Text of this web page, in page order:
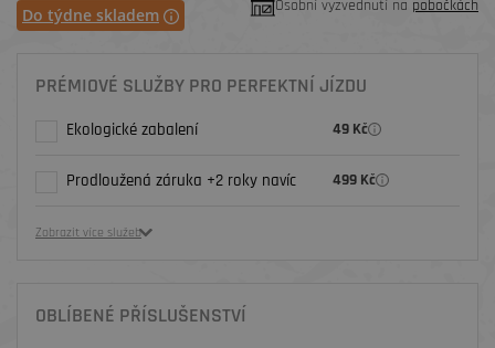
Do týdne skladem Osobní vyzvednutí na pobočkách
PRÉMIOVÉ SLUŽBY PRO PERFEKTNÍ JÍZDU
Ekologické zabalení 49 Kč
Prodloužená záruka +2 roky navíc 499 Kč
Zobrazit více služeb
OBLÍBENÉ PŘÍSLUŠENSTVÍ